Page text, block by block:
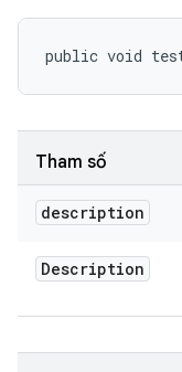
public void
Tham số
description
Description